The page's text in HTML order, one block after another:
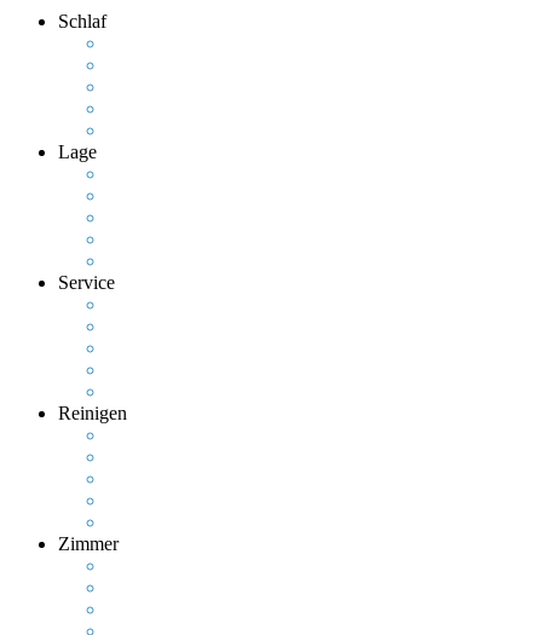
Schlaf
Lage
Service
Reinigen
Zimmer